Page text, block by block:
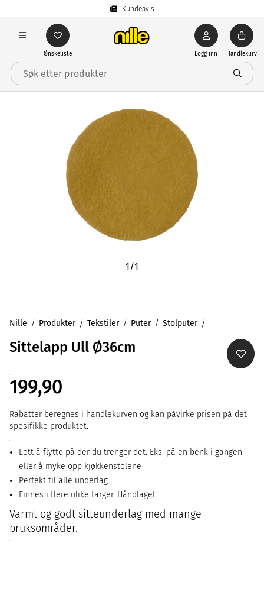
Kundeavis
Ønskeliste Logg inn Handlekurv
1/1
Nille Produkter Tekstiler Puter Stolputer
Sittelapp Ull Ø36cm
199,90
Rabatter beregnes i handlekurven og kan påvirke prisen på det
spesifikke produktet.
Lett å flytte på der du trenger det. Eks. på en benk i gangen
eller å myke opp kjøkkenstolene
Perfekt til alle underlag
Finnes i flere ulike farger. Håndlaget
Varmt og godt sitteunderlag med mange
bruksområder.